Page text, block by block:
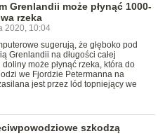
Grenlandii może płynąć 1000-
rzeka
2020, 10:04
sugerują, że głęboko pod
Grenlandii na długości całej
może płynąć rzeka, która do
we Fjordzie Petermanna na
jest przez lód topniejący we
szkodzą